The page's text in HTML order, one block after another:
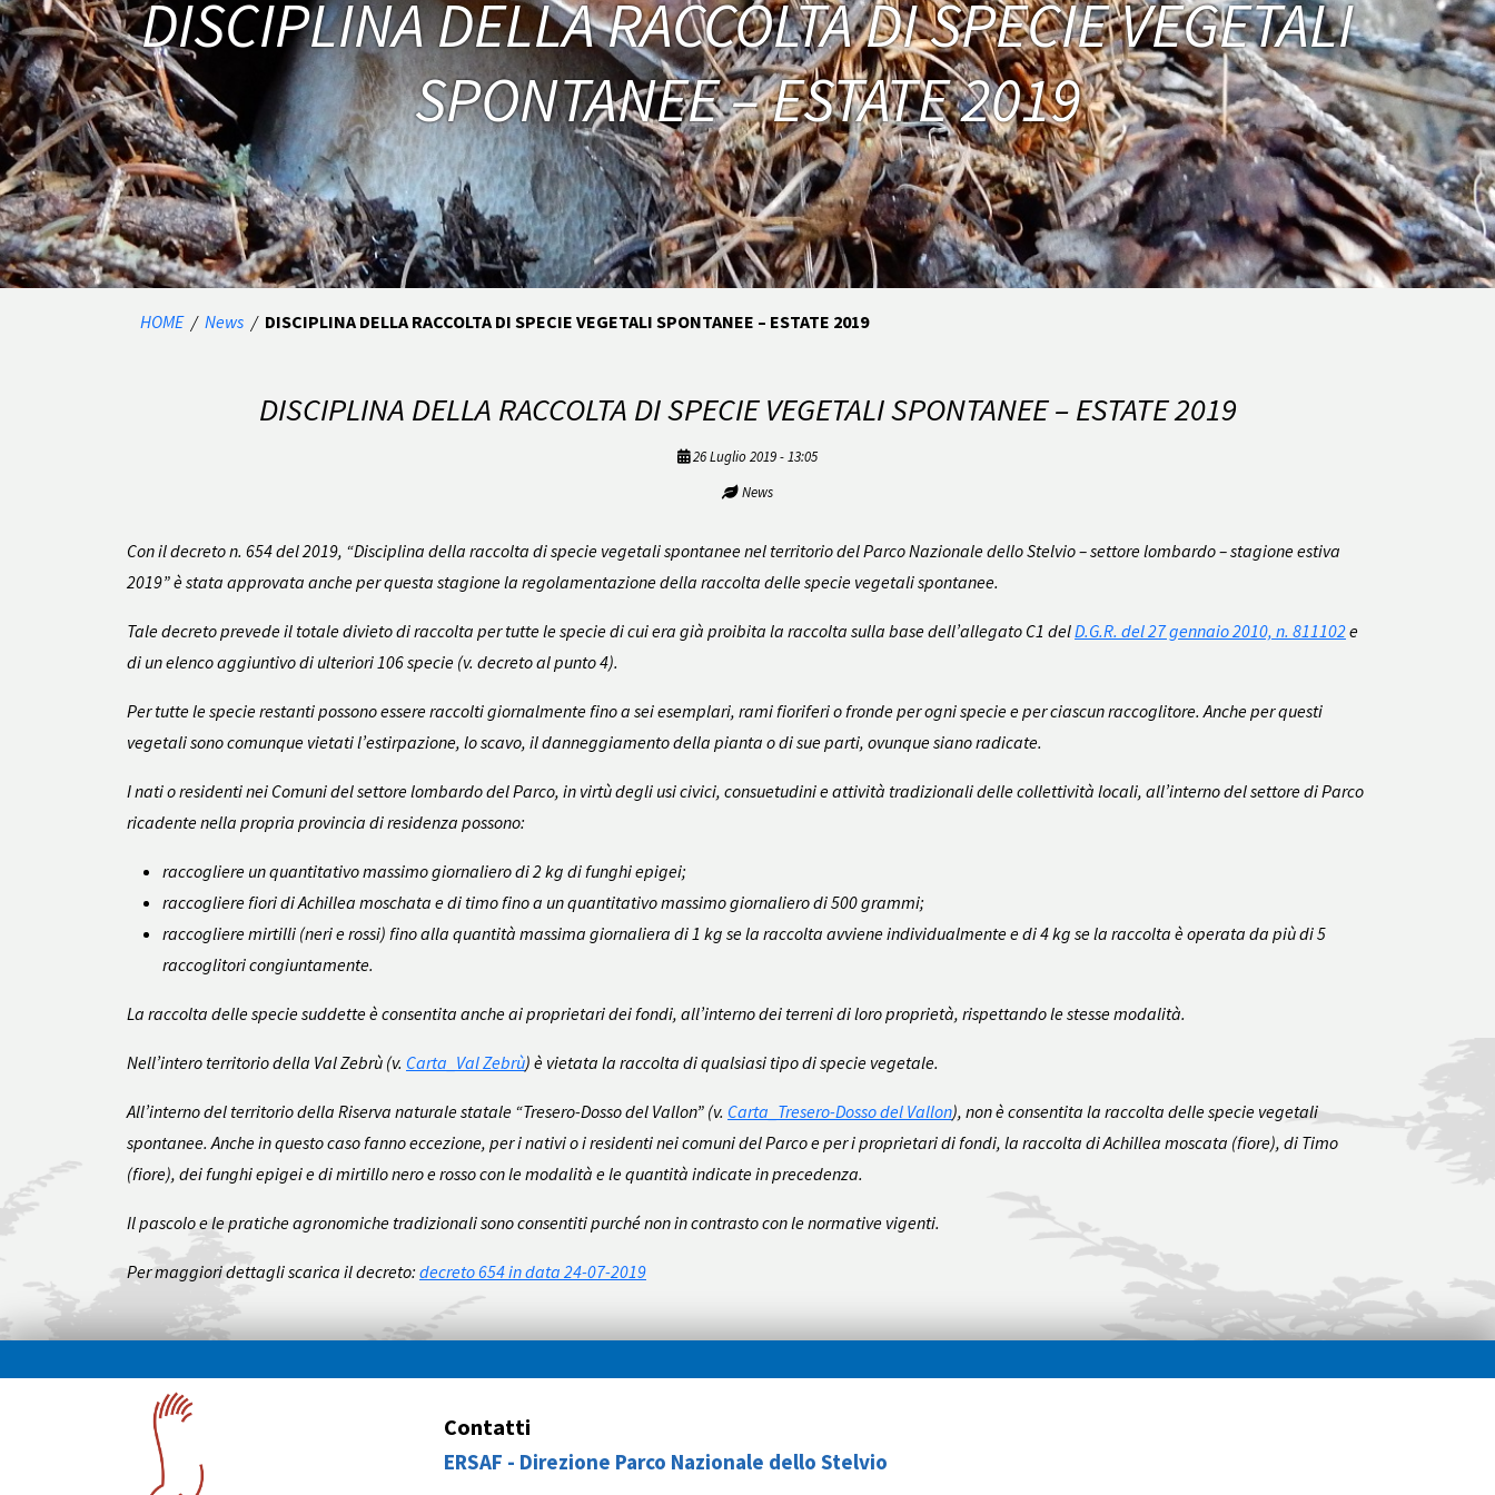
DISCIPLINA DELLA RACCOLTA DI SPECIE VEGETALI
SPONTANEE – ESTATE 2019
HOME / News / DISCIPLINA DELLA RACCOLTA DI SPECIE VEGETALI SPONTANEE – ESTATE 2019
DISCIPLINA DELLA RACCOLTA DI SPECIE VEGETALI SPONTANEE – ESTATE 2019
26 Luglio 2019 - 13:05
News
Con il decreto n. 654 del 2019, “Disciplina della raccolta di specie vegetali spontanee nel territorio del Parco Nazionale dello Stelvio – settore lombardo – stagione estiva
2019” è stata approvata anche per questa stagione la regolamentazione della raccolta delle specie vegetali spontanee.
Tale decreto prevede il totale divieto di raccolta per tutte le specie di cui era già proibita la raccolta sulla base dell’allegato C1 delD.G.R. del 27 gennaio 2010, n. 811102e
di un elenco aggiuntivo di ulteriori 106 specie (v. decreto al punto 4).
Per tutte le specie restanti possono essere raccolti giornalmente fino a sei esemplari, rami fioriferi o fronde per ogni specie e per ciascun raccoglitore. Anche per questi
vegetali sono comunque vietati l’estirpazione, lo scavo, il danneggiamento della pianta o di sue parti, ovunque siano radicate.
I nati o residenti nei Comuni del settore lombardo del Parco, in virtù degli usi civici, consuetudini e attività tradizionali delle collettività locali, all’interno del settore di Parco
ricadente nella propria provincia di residenza possono:
raccogliere un quantitativo massimo giornaliero di 2 kg di funghi epigei;
raccogliere fiori diAchillea moschata e di timo fino a un quantitativo massimo giornaliero di 500 grammi;
raccogliere mirtilli (neri e rossi) fino alla quantità massima giornaliera di 1 kg se la raccolta avviene individualmente e di 4 kg se la raccolta è operata da più di 5
raccoglitori congiuntamente.
La raccolta delle specie suddette è consentita anche ai proprietari dei fondi, all’interno dei terreni di loro proprietà, rispettando le stesse modalità.
Nell’intero territorio della Val Zebrù (v. Carta_Val Zebrù) è vietata la raccolta di qualsiasi tipo di specie vegetale.
All’interno del territorio della Riserva naturale statale “Tresero-Dosso del Vallon” (v. Carta_Tresero-Dosso del Vallon), non è consentita la raccolta delle specie vegetali
spontanee. Anche in questo caso fanno eccezione, per i nativi o i residenti nei comuni del Parco e per i proprietari di fondi, la raccolta diAchillea moscata (fiore), di Timo
(fiore), dei funghi epigei e di mirtillo nero e rosso con le modalità e le quantità indicate in precedenza.
Il pascolo e le pratiche agronomiche tradizionali sono consentiti purché non in contrasto con le normative vigenti.
Per maggiori dettagli scarica il decreto: decreto 654 in data 24-07-2019
Contatti
ERSAF - Direzione Parco Nazionale dello Stelvio